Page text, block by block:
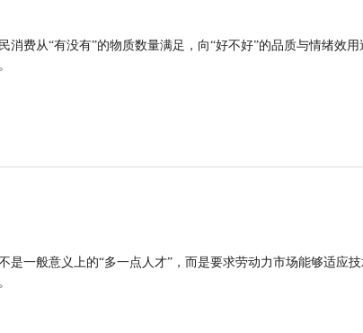
费从“有没有”的物质数量满足，向“好不好”的品质与情绪效用
一般意义上的“多一点人才”，而是要求劳动力市场能够适应